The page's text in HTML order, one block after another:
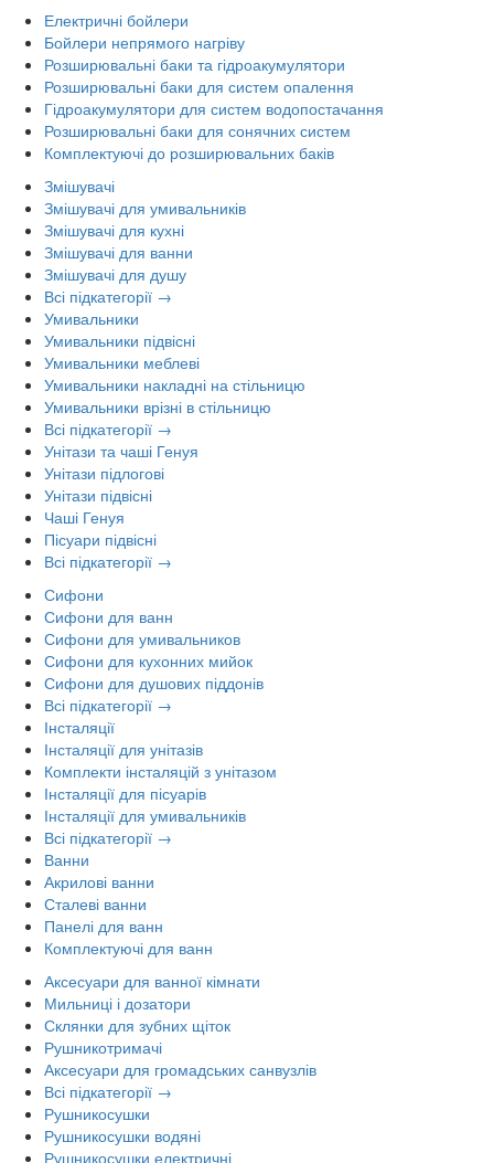
Електричні бойлери
Бойлери непрямого нагріву
Розширювальні баки та гідроакумулятори
Розширювальні баки для систем опалення
Гідроакумулятори для систем водопостачання
Розширювальні баки для сонячних систем
Комплектуючі до розширювальних баків
Змішувачі
Змішувачі для умивальників
Змішувачі для кухні
Змішувачі для ванни
Змішувачі для душу
Всі підкатегорії →
Умивальники
Умивальники підвісні
Умивальники меблеві
Умивальники накладні на стільницю
Умивальники врізні в стільницю
Всі підкатегорії →
Унітази та чаші Генуя
Унітази підлогові
Унітази підвісні
Чаші Генуя
Пісуари підвісні
Всі підкатегорії →
Сифони
Сифони для ванн
Сифони для умивальников
Сифони для кухонних мийок
Сифони для душових піддонів
Всі підкатегорії →
Інсталяції
Інсталяції для унітазів
Комплекти інсталяцій з унітазом
Інсталяції для пісуарів
Інсталяції для умивальників
Всі підкатегорії →
Ванни
Акрилові ванни
Сталеві ванни
Панелі для ванн
Комплектуючі для ванн
Аксесуари для ванної кімнати
Мильниці і дозатори
Склянки для зубних щіток
Рушникотримачі
Аксесуари для громадських санвузлів
Всі підкатегорії →
Рушникосушки
Рушникосушки водяні
Рушникосушки електричні